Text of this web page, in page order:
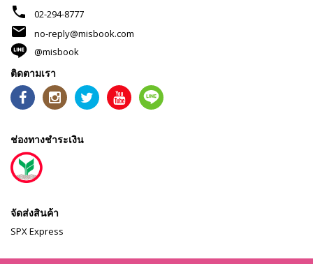
phone 02-294-8777
mail
no-reply@misbook.com
@misbook
ติดตามเรา
ช่องทางชำระเงิน
จัดส่งสินค้า
SPX Express